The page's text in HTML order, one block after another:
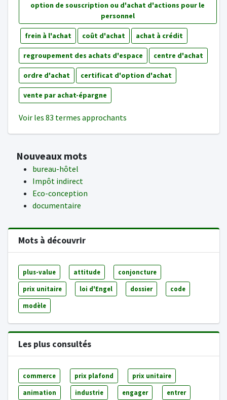
option de souscription ou d'achat d'actions pour le
personnel
frein à l'achat coût d'achat achat à crédit
regroupement des achats d'espace centre d'achat
ordre d'achat certificat d'option d'achat
vente par achat-épargne
Voir les 83 termes approchants
Nouveaux mots
bureau-hôtel
Impôt indirect
Eco-conception
documentaire
Mots à découvrir
plus-value attitude conjoncture
prix unitaire loi d'Engel dossier code
modèle
Les plus consultés
commerce prix plafond prix unitaire
animation industrie engager entrer